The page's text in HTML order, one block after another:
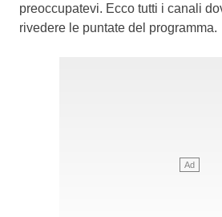
preoccupatevi. Ecco tutti i canali
rivedere le puntate del programma.